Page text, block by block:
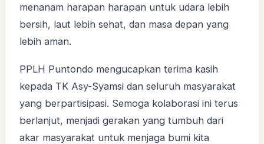
menanam harapan harapan untuk udara lebih
bersih, laut lebih sehat, dan masa depan yang
lebih aman.
PPLH Puntondo mengucapkan terima kasih
kepada TK Asy-Syamsi dan seluruh masyarakat
yang berpartisipasi. Semoga kolaborasi ini terus
berlanjut, menjadi gerakan yang tumbuh dari
akar masyarakat untuk menjaga bumi kita